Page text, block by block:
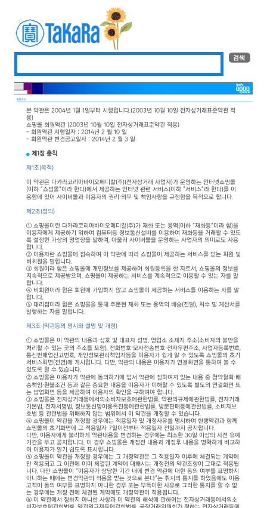
본 약관은 2004년 1월 1일부터 시행합니다.(2003년 10월 10일 전자상거래표준약관 적
용)
쇼핑몰 회원약관 (2003년 10월 10일 전자상거래표준약관 적용)
- 회원약관 시행일자 : 2014년 2 월 10 일
- 회원약관 변경공고일자 : 2014년 2 월 3 일
제1장 총칙
제1조(목적)
이 약관은 다카라코리아바이오메디칼(주)(전자상거래 사업자)가 운영하는 인터넷쇼핑몰
(이하 "쇼핑몰"이라 한다)에서 제공하는 인터넷 관련 서비스(이하 "서비스"라 한다)를 이
용함에 있어 사이버몰과 이용자의 권리·의무 및 책임사항을 규정함을 목적으로 합니다.
제2조(정의)
① 쇼핑몰이란 다카라코리아바이오메디칼(주)가 재화 또는 용역(이하 "재화등"이라 함)을
이용자에게 제공하기 위하여 컴퓨터등 정보통신설비를 이용하여 재화등을 거래할 수 있도
록 설정한 가상의 영업장을 말하며, 아울러 사이버몰을 운영하는 사업자의 의미로도 사용
합니다.
② 이용자란 쇼핑몰에 접속하여 이 약관에 따라 쇼핑몰이 제공하는 서비스를 받는 회원 및
비회원을 말합니다.
③ 회원이라 함은 쇼핑몰에 개인정보를 제공하여 회원등록을 한 자로서, 쇼핑몰의 정보를
지속적으로 제공받으며, 쇼핑몰이 제공하는 서비스를 계속적으로 이용할 수 있는 자를 말
합니다.
④ 비회원이라 함은 회원에 가입하지 않고 쇼핑몰이 제공하는 서비스를 이용하는 자를 말
합니다.
⑤ 대리점이라 함은 쇼핑몰을 통해 주문된 재화 또는 용역의 배송(전달), 회수 및 계산서를
발행하는 자를 말합니다.
제3조 (약관등의 명시와 설명 및 개정)
① 쇼핑몰은 이 약관의 내용과 상호 및 대표자 성명, 영업소 소재지 주소(소비자의 불만을
처리할 수 있는 곳의 주소를 포함), 전화번호·모사전송번호·전자우편주소, 사업자등록번호,
통신판매업신고번호, 개인정보관리책임자등을 이용자가 쉽게 알 수 있도록 쇼핑몰의 초기
서비스화면(전면)에 게시합니다. 다만, 약관의 내용은 이용자가 연결화면을 통하여 볼 수
있도록 할 수 있습니다.
② 쇼핑몰은 이용자가 약관에 동의하기에 앞서 약관에 정하여져 있는 내용 중 청약철회·배
송책임·환불조건 등과 같은 중요한 내용을 이용자가 이해할 수 있도록 별도의 연결화면 또
는 팝업화면 등을 제공하여 이용자의 확인을 구하여야 합니다.
③ 쇼핑몰은 전자상거래등에서의소비자보호에관한법률, 약관의규제에관한법률, 전자거래
기본법, 전자서명법, 정보통신망이용촉진등에관한법률, 방문판매등에관한법률, 소비자보
호법 등 관련법을 위배하지 않는 범위에서 이 약관을 개정할 수 있습니다.
④ 쇼핑몰이 약관을 개정할 경우에는 적용일자 및 개정사유를 명시하여 현행약관과 함께
쇼핑몰의 초기화면에 그 적용일자 7일이전부터 적용일자 전일까지 공지합니다.
다만, 이용자에게 불리하게 약관내용을 변경하는 경우에는 최소한 30일 이상의 사전 유예
기간을 두고 공지합니다. 이 경우 쇼핑몰은 개정전 내용과 개정후 내용을 명확하게 비교하
여 이용자가 알기 쉽도록 표시합니다.
⑤ 쇼핑몰이 약관을 개정할 경우에는 그 개정약관은 그 적용일자 이후에 체결되는 계약에
만 적용되고 그 이전에 이미 체결된 계약에 대해서는 개정전의 약관조항이 그대로 적용됩
니다. 다만 쇼핑몰이 "이용자가 상당한 기간 내에 변경 약관에 대한 동의 여부를 표명하지
아니하는 때에는 변경약관의 적용을 받는 것으로 본다"는 취지의 통지를 하였음에도 이용
고객이 동의 여부를 표명하지 아니한 경우 또는 부득이한 사유로 그러한 통지를 할 수 없
는 경우에는 개정 전에 체결된 계약에도 개정약관이 적용됩니다.
⑥ 이 약관에서 정하지 아니한 사항과 이 약관의 해석에 관하여는 전자상거래등에서의소